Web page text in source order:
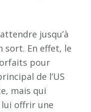
jusqu’à
sort. En effet, le
pour
de l’US
mais qui
offrir une